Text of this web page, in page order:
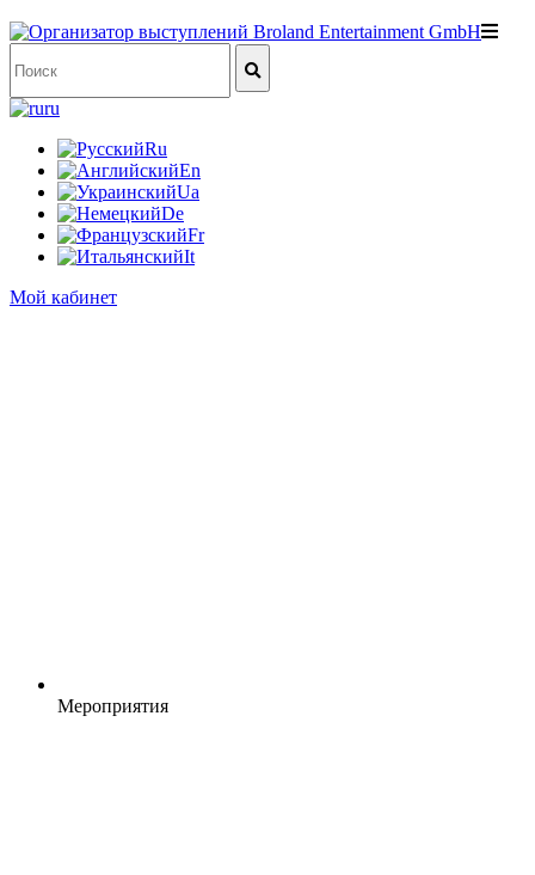
ru
Ru
En
Ua
De
Fr
It
Мой кабинет
Мероприятия